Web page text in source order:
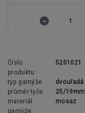
Číslo
produktu:
5201021
typ garnýže:
dvouřadá
průměr tyče:
25/19mm
materiál
garnýže:
mosaz